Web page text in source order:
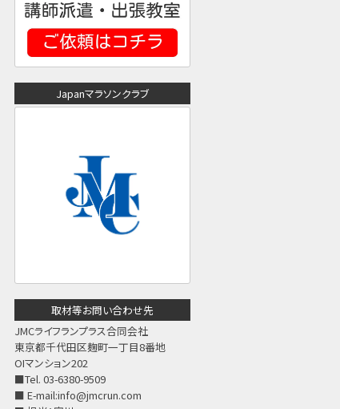
Japanマラソンクラブ
取材等お問い合わせ先
JMCライフランプラス合同会社
東京都千代田区麹町一丁目8番地
OIマンション202
■Tel. 03-6380-9509
■ E-mail:info@jmcrun.com